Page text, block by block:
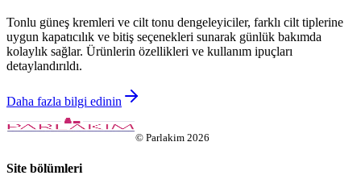
Tonlu güneş kremleri ve cilt tonu dengeleyiciler, farklı cilt tiplerine
uygun kapatıcılık ve bitiş seçenekleri sunarak günlük bakımda
kolaylık sağlar. Ürünlerin özellikleri ve kullanım ipuçları
detaylandırıldı.
Daha fazla bilgi edinin
© Parlakim 2026
Site bölümleri